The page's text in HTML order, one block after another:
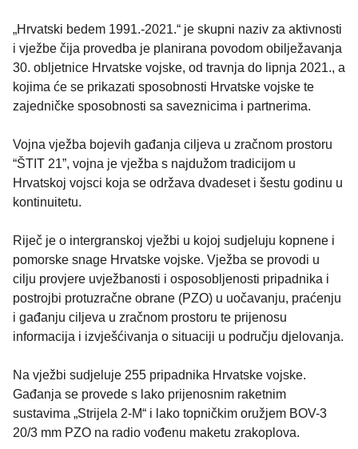
„Hrvatski bedem 1991.-2021.“ je skupni naziv za aktivnosti
i vježbe čija provedba je planirana povodom obilježavanja
30. obljetnice Hrvatske vojske, od travnja do lipnja 2021., a
kojima će se prikazati sposobnosti Hrvatske vojske te
zajedničke sposobnosti sa saveznicima i partnerima.
Vojna vježba bojevih gađanja ciljeva u zračnom prostoru
“ŠTIT 21”, vojna je vježba s najdužom tradicijom u
Hrvatskoj vojsci koja se održava dvadeset i šestu godinu u
kontinuitetu.
Riječ je o intergranskoj vježbi u kojoj sudjeluju kopnene i
pomorske snage Hrvatske vojske. Vježba se provodi u
cilju provjere uvježbanosti i osposobljenosti pripadnika i
postrojbi protuzračne obrane (PZO) u uočavanju, praćenju
i gađanju ciljeva u zračnom prostoru te prijenosu
informacija i izvješćivanja o situaciji u području djelovanja.
Na vježbi sudjeluje 255 pripadnika Hrvatske vojske.
Gađanja se provede s lako prijenosnim raketnim
sustavima „Strijela 2-M“ i lako topničkim oružjem BOV-3
20/3 mm PZO na radio vođenu maketu zrakoplova.